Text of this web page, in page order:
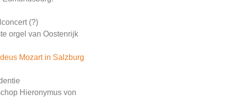
(?)
orgel van Oostenrijk
Mozart in Salzburg
Hieronymus von